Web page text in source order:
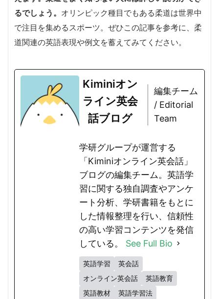
るでしょう。 オリンピック種目でもある柔道は世界中
で注目を集めるスポーツ。ぜひこの記事を参考に、柔
道関連の英語表現や例文を蓄えてみてください。
Kiminiオン
ライン英会
話ブログ
編集チーム
/ Editorial
Team
学研グループが運営する
「Kiminiオンライン英会話」
ブログの編集チーム。英語学
習に関する独自調査やアンケ
ート分析、学研書籍をもとに
した情報整理を行い、信頼性
の高い学習コンテンツを発信
している。 See Full Bio
英語学習
英会話
オンライン英会話
英語教育
英語教材
英語学習法